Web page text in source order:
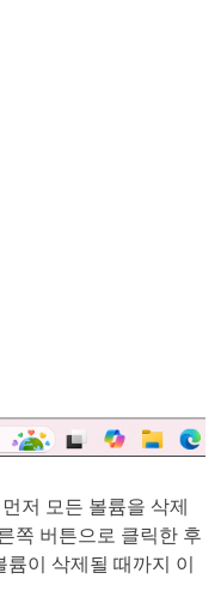
저 모든 볼륨을 삭제
쪽 버튼으로 클릭한 후
이 삭제될 때까지 이